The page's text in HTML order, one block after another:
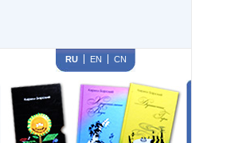
RU EN CN